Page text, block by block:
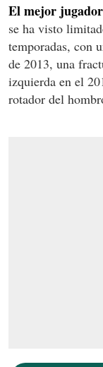
El mejor
se ha visto
temporadas, con
de 2013, una
izquierda en el
rotador del